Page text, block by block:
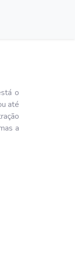
o
até
a